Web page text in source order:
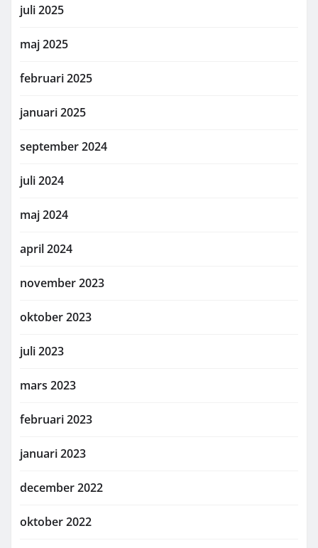
juli 2025
maj 2025
februari 2025
januari 2025
september 2024
juli 2024
maj 2024
april 2024
november 2023
oktober 2023
juli 2023
mars 2023
februari 2023
januari 2023
december 2022
oktober 2022